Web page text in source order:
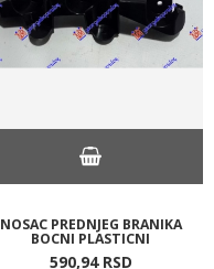
NOSAC PREDNJEG BRANIKA
BOCNI PLASTICNI
590,94 RSD